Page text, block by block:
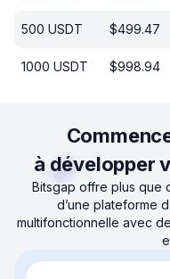
500 USDT $499.47
1000 USDT $998.94
à développer
Bitsgap offre plus que
d’une plateforme
multifonctionnelle avec